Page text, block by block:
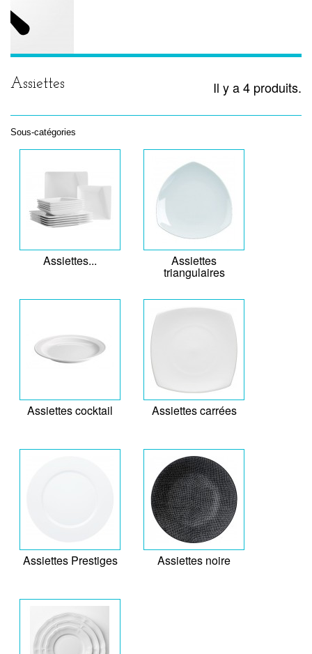
Assiettes Il y a 4 produits.
Sous-catégories
Assiettes... Assiettes
triangulaires
Assiettes cocktail Assiettes carrées
Assiettes Prestiges Assiettes noire